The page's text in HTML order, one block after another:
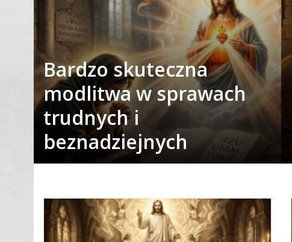
Bardzo skuteczna
modlitwa w sprawach
trudnych i
beznadziejnych